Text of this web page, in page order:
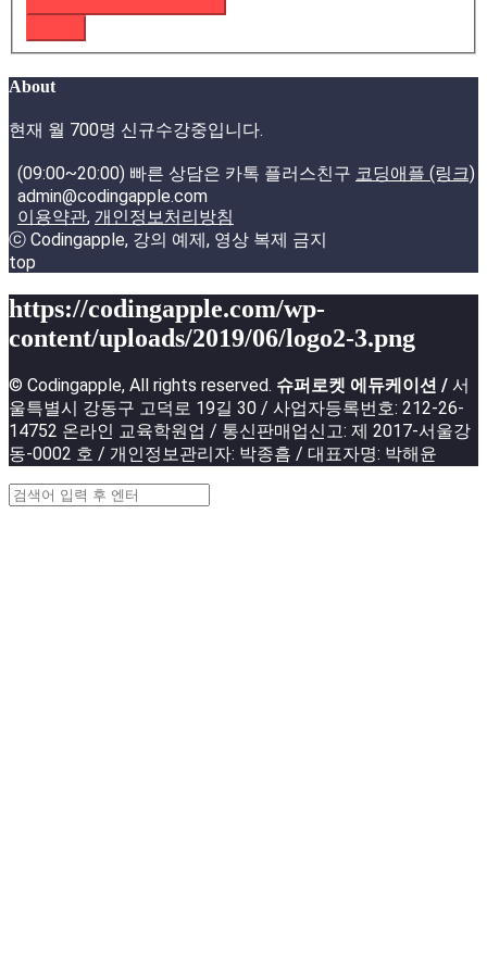
About
현재 월 700명 신규수강중입니다.
(09:00~20:00) 빠른 상담은 카톡 플러스친구 코딩애플 (링크)
admin@codingapple.com
이용약관, 개인정보처리방침
ⓒ Codingapple, 강의 예제, 영상 복제 금지
top
https://codingapple.com/wp-
content/uploads/2019/06/logo2-3.png
© Codingapple, All rights reserved. 슈퍼로켓 에듀케이션 / 서
울특별시 강동구 고덕로 19길 30 / 사업자등록번호: 212-26-
14752 온라인 교육학원업 / 통신판매업신고: 제 2017-서울강
동-0002 호 / 개인정보관리자: 박종흠 / 대표자명: 박해윤